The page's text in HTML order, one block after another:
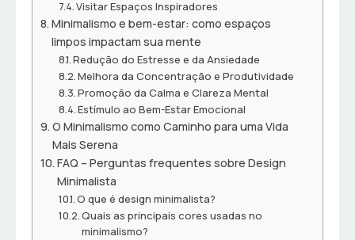
Visitar Espaços Inspiradores
Minimalismo e bem-estar: como espaços
limpos impactam sua mente
Redução do Estresse e da Ansiedade
Melhora da Concentração e Produtividade
Promoção da Calma e Clareza Mental
Estímulo ao Bem-Estar Emocional
O Minimalismo como Caminho para uma Vida
Mais Serena
FAQ – Perguntas frequentes sobre Design
Minimalista
O que é design minimalista?
Quais as principais cores usadas no
minimalismo?